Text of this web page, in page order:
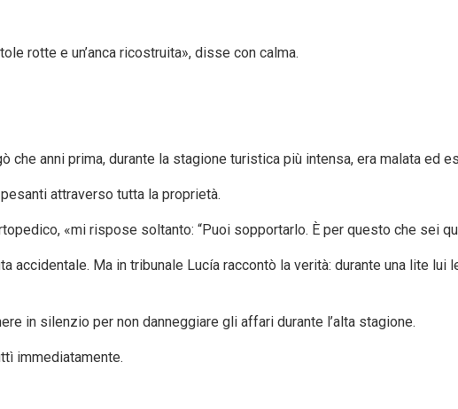
rotte e un’anca ricostruita», disse con calma.
anni prima, durante la stagione turistica più intensa, era malata ed
attraverso tutta la proprietà.
«mi rispose soltanto: “Puoi sopportarlo. È per questo che sei
Ma in tribunale Lucía raccontò la verità: durante una lite lui
in silenzio per non danneggiare gli affari durante l’alta stagione.
immediatamente.